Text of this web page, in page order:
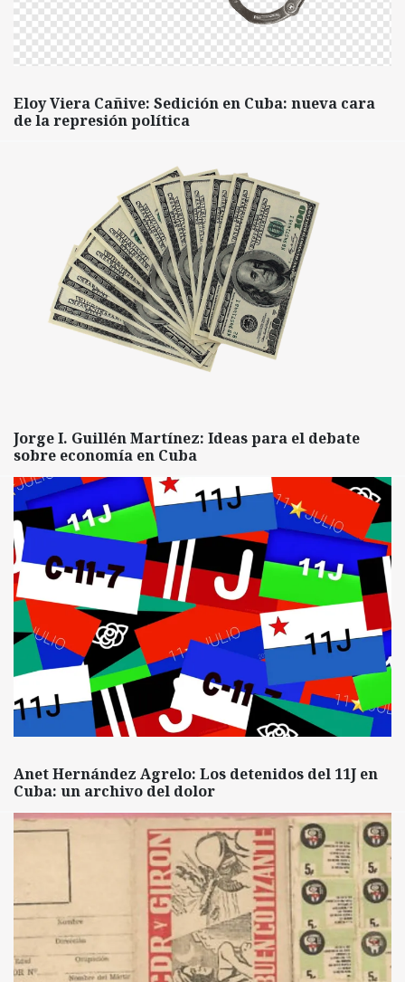
Eloy Viera Cañive: Sedición en Cuba: nueva cara
de la represión política
Jorge I. Guillén Martínez: Ideas para el debate
sobre economía en Cuba
Anet Hernández Agrelo: Los detenidos del 11J en
Cuba: un archivo del dolor